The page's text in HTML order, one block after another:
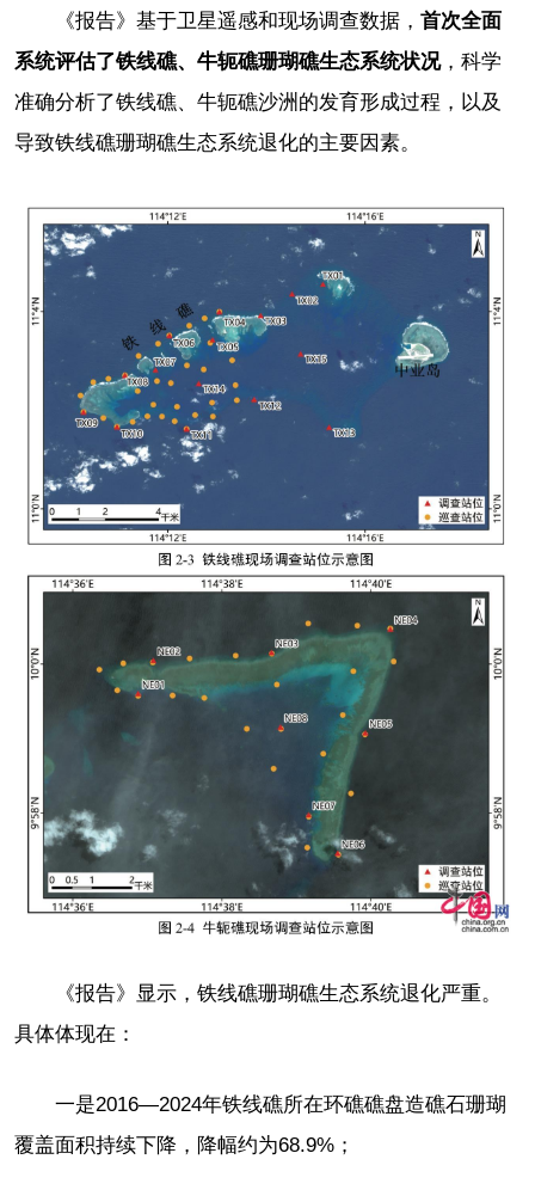
《报告》基于卫星遥感和现场调查数据， 首次全面
系统评估了铁线礁、牛轭礁珊瑚礁生态系统状况，科学
准确分析了铁线礁、牛轭礁沙洲的发育形成过程，以及
导致铁线礁珊瑚礁生态系统退化的主要因素。
《报告》显示，铁线礁珊瑚礁生态系统退化严重。
具体体现在：
一是2016—2024年铁线礁所在环礁礁盘造礁石珊瑚
覆盖面积持续下降，降幅约为68.9%；